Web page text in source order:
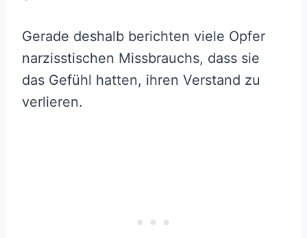
Gerade deshalb berichten viele Opfer
narzisstischen Missbrauchs, dass sie
das Gefühl hatten, ihren Verstand zu
verlieren.